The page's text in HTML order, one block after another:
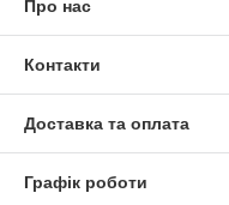
Про нас
Контакти
Доставка та оплата
Графік роботи